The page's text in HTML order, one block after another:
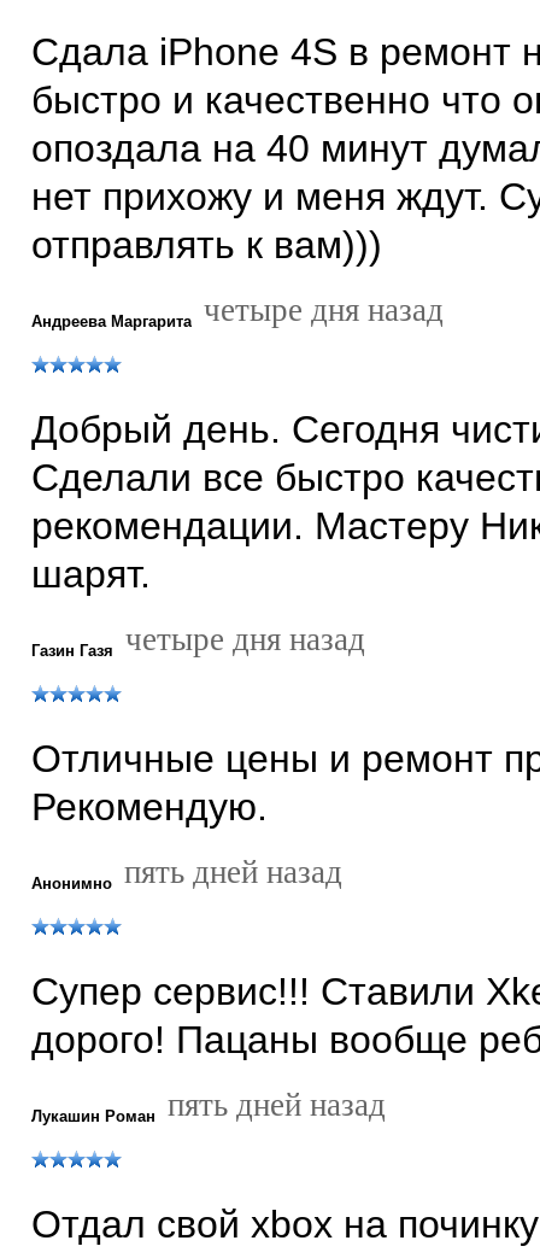
Сдала iPhone 4S в ремонт
быстро и качественно что
опоздала на 40 минут
нет прихожу и меня ждут.
отправлять к вам)))
Андреева Маргарита четыре дня назад
Добрый день. Сегодня
Сделали все быстро
рекомендации. Мастеру
шарят.
Газин Газя четыре дня назад
Отличные цены и ремонт
Рекомендую.
Анонимно пять дней назад
Супер сервис!!! Ставили
дорого! Пацаны вообще
Лукашин Роман пять дней назад
Отдал свой xbox на